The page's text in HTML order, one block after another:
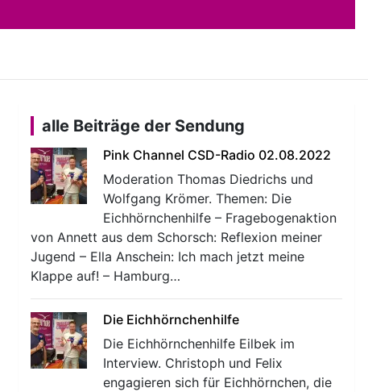
alle Beiträge der Sendung
Pink Channel CSD-Radio 02.08.2022
Moderation Thomas Diedrichs und
Wolfgang Krömer. Themen: Die
Eichhörnchenhilfe – Fragebogenaktion
von Annett aus dem Schorsch: Reflexion meiner
Jugend – Ella Anschein: Ich mach jetzt meine
Klappe auf! – Hamburg…
Die Eichhörnchenhilfe
Die Eichhörnchenhilfe Eilbek im
Interview. Christoph und Felix
engagieren sich für Eichhörnchen, die